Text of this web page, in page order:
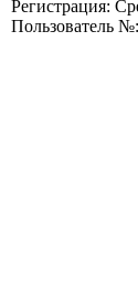
Регистрация:
Пользователь